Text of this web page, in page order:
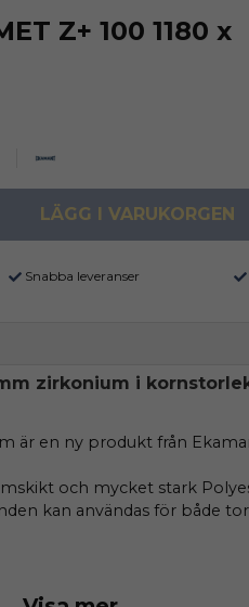
Z+ 100 1180 x
LÄGG I VARUKORGEN
Snabba leveranser
zirkonium i
är en ny produkt från
och mycket stark
kan användas för både